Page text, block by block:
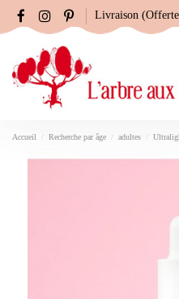
Livraison (Offerte
Accueil Recherche par âge adultes